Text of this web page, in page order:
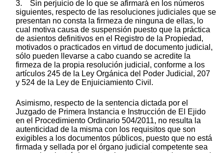
3. Sin perjuicio de lo que se afirmará en los números
siguientes, respecto de las resoluciones judiciales que se
presentan no consta la firmeza de ninguna de ellas, lo
cual motiva causa de suspensión puesto que la práctica
de asientos definitivos en el Registro de la Propiedad,
motivados o practicados en virtud de documento judicial,
sólo pueden llevarse a cabo cuando se acredite la
firmeza de la propia resolución judicial, conforme a los
artículos 245 de la Ley Orgánica del Poder Judicial, 207
y 524 de la Ley de Enjuiciamiento Civil.
Asimismo, respecto de la sentencia dictada por el
Juzgado de Primera Instancia e Instrucción de El Ejido
en el Procedimiento Ordinario 504/2011, no resulta la
autenticidad de la misma con los requisitos que son
exigibles a los documentos públicos, puesto que no está
firmada y sellada por el órgano judicial competente sea